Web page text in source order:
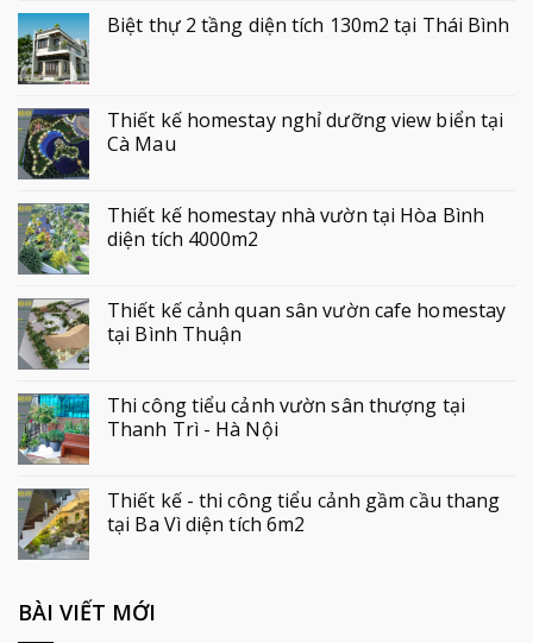
Biệt thự 2 tầng diện tích 130m2 tại Thái Bình
Thiết kế homestay nghỉ dưỡng view biển tại
Cà Mau
Thiết kế homestay nhà vườn tại Hòa Bình
diện tích 4000m2
Thiết kế cảnh quan sân vườn cafe homestay
tại Bình Thuận
Thi công tiểu cảnh vườn sân thượng tại
Thanh Trì - Hà Nội
Thiết kế - thi công tiểu cảnh gầm cầu thang
tại Ba Vì diện tích 6m2
BÀI VIẾT MỚI